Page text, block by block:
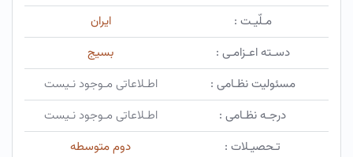
مـلّیـت :
ایران
دسـته اعـزامـی :
بسیج
مسئولیت نظـامی :
اطـلاعاتی مـوجود نـیست
درجـه نظـامی :
اطـلاعاتی مـوجود نـیست
تـحصیـلات :
دوم متوسطه